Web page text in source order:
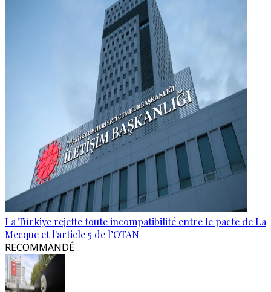
La Türkiye rejette toute incompatibilité entre le pacte de La
Mecque et l'article 5 de l’OTAN
RECOMMANDÉ